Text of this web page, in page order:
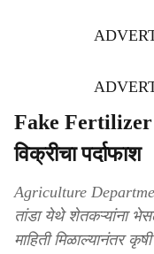
Fake Fertilizer
विक्रीचा पर्दाफाश
Agriculture
तांडा येथे शेतकऱ्यांना
माहिती मिळाल्यानंतर